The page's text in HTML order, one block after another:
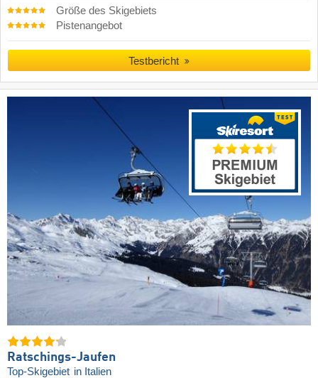
Größe des Skigebiets
Pistenangebot
Testbericht
Ratschings-Jaufen
Top-Skigebiet in Italien